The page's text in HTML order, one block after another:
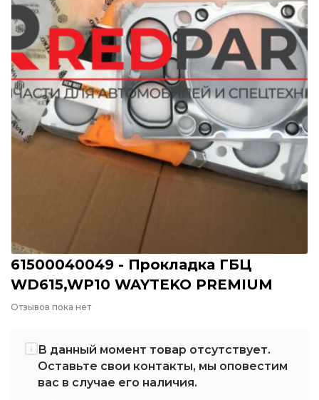
61500040049 - Прокладка ГБЦ
WD615,WP10 WAYTEKO PREMIUM
Отзывов пока нет
В данный момент товар отсутствует.
Оставьте свои контакты, мы оповестим
вас в случае его наличия.